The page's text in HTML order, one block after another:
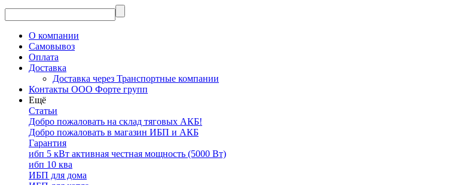
О компании
Самовывоз
Оплата
Доставка
Доставка через Транспортные компании
Контакты ООО Форте групп
Ещё
Статьи
Добро пожаловать на склад тяговых АКБ!
Добро пожаловать в магазин ИБП и АКБ
Гарантия
ибп 5 кВт активная честная мощность (5000 Вт)
ибп 10 ква
ИБП для дома